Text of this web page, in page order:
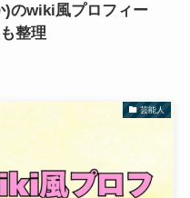
)のwiki風プロフィー
整理
芸能人